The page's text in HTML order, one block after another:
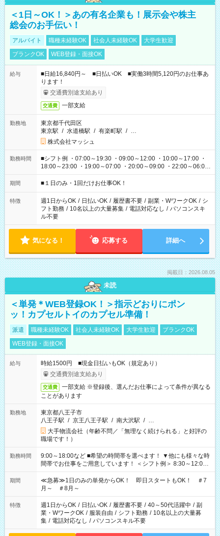
＜1日～OK！＞あの有名企業も！展示会や株主
総会のお手伝い！
アルバイト 職種未経験OK 社会人未経験OK
大学生歓迎
ブランクOK
WEB登録・面接OK
給与
■日給16,840円～ ■日払いOK ■実働3時間5,120円のお仕事あ
ります！
交通費別途支給あり
交通費 一部支給
勤務地
東京都千代田区
東京駅 / 水道橋駅 / 有楽町駅 / …
株式会社マッシュ
勤務時間
■シフト例 ・07:00～19:30 ・09:00～12:00 ・10:00～17:00 ・
18:00～23:00 ・19:00～07:00 ・20:00～09:00 ・22:00～06:00
etc ★最短で3時間で5,120円のお仕事から 15時間で2万円近く稼
げるお仕事も！ ご希望のお時間に合わせてご紹介！ ※シフトは
ください！
期間 ■１日のみ・1回だけお仕事OK！
特徴 週1日からOK / 日払いOK / 履歴書不要 / 副業・WワークOK / シ
フト勤務 / 10名以上の大量募集 / 電話対応なし / パソコンスキ
ル不要
気になる！ 応募する 詳細へ
掲載日：2026.08.05
未読
＜単発＊WEB登録OK！＞指示どおりにポン
ッ！カプセルトイのカプセル準備！
派遣 職種未経験OK 社会人未経験OK 大学生歓迎
ブランクOK
WEB登録・面接OK
給与
時給1500円 ■現金日払いもOK（規定あり）
交通費別途支給あり
交通費
一部支給 ※登録後、選んだお仕事によって条件が異なる
ことがあります
勤務地
東京都八王子市
八王子駅 / 京王八王子駅 / 南大沢駅 / …
大手物流会社（年齢不問／「無理なく続けられる」と好評の
職場です！）
勤務時間
9:00～18:00など ■希望の時間帯を選べます！ ▼他にも様々な時
間帯でお仕事をご用意しています！ ＜シフト例＞ 8:30～12:00
17:00～22:00 13:00～22:00 22:00～翌6:00 など
期間
≪急募≫1日のみの単発からOK！ 即日スタートもOK！ ＃7
月～ ＃8月～
特徴 週1日からOK / 日払いOK / 履歴書不要 / 40～50代活躍中 / 副
業・WワークOK / 服装自由 / シフト勤務 / 10名以上の大量募
集 / 電話対応なし / パソコンスキル不要